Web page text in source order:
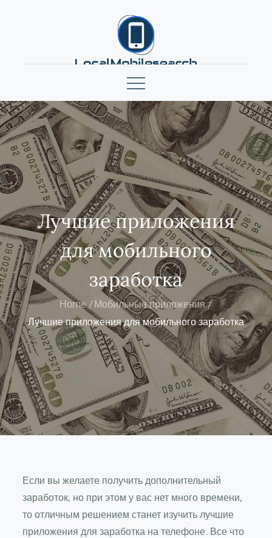
localmobilesearch.net
Лучшие приложения
для мобильного
заработка
Home
Мобильные приложения
Лучшие приложения для мобильного заработка
Если вы желаете получить дополнительный
заработок, но при этом у вас нет много времени,
то отличным решением станет изучить лучшие
приложения для заработка на телефоне. Все что